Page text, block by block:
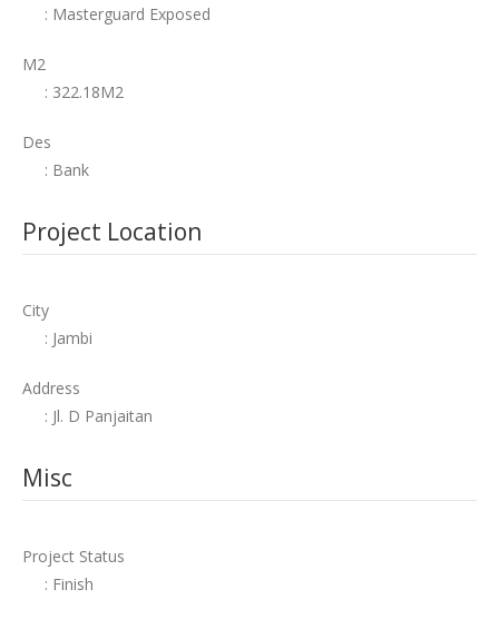
: Masterguard Exposed
M2
: 322.18M2
Des
: Bank
Project Location
City
: Jambi
Address
: Jl. D Panjaitan
Misc
Project Status
: Finish